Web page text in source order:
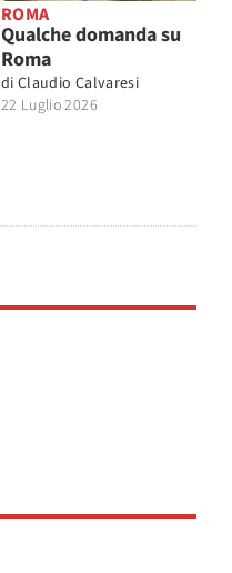
ROMA
Qualche domanda su
Roma
di Claudio Calvaresi
22 Luglio 2026